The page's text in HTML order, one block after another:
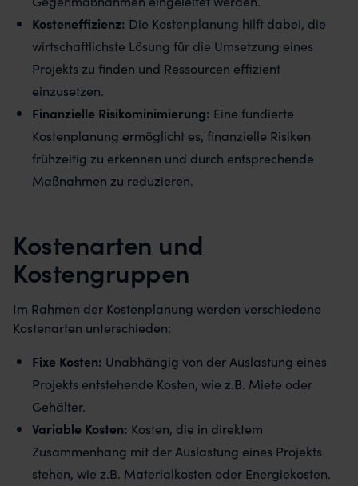
Kosteneffizienz: Die Kostenplanung hilft dabei, die
wirtschaftlichste Lösung für die Umsetzung eines
Projekts zu finden und Ressourcen effizient
einzusetzen.
Finanzielle Risikominimierung: Eine fundierte
Kostenplanung ermöglicht es, finanzielle Risiken
frühzeitig zu erkennen und durch entsprechende
Maßnahmen zu reduzieren.
Kostenarten und
Kostengruppen
Im Rahmen der Kostenplanung werden verschiedene
Kostenarten unterschieden:
Fixe Kosten: Unabhängig von der Auslastung eines
Projekts entstehende Kosten, wie z.B. Miete oder
Gehälter.
Variable Kosten: Kosten, die in direktem
Zusammenhang mit der Auslastung eines Projekts
stehen, wie z.B. Materialkosten oder Energiekosten.